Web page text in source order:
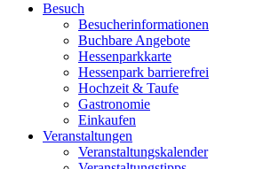
Besuch
Besucherinformationen
Buchbare Angebote
Hessenparkkarte
Hessenpark barrierefrei
Hochzeit & Taufe
Gastronomie
Einkaufen
Veranstaltungen
Veranstaltungskalender